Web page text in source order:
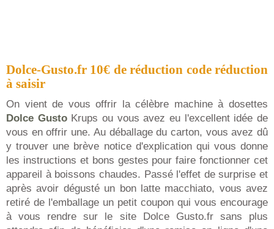
Dolce-Gusto.fr 10€ de réduction code réduction
à saisir
On vient de vous offrir la célèbre machine à dosettes
Dolce GustoKrups ou vous avez eu l'excellent idée de
vous en offrir une. Au déballage du carton, vous avez dû
y trouver une brève notice d'explication qui vous donne
les instructions et bons gestes pour faire fonctionner cet
appareil à boissons chaudes. Passé l'effet de surprise et
après avoir dégusté un bon latte macchiato, vous avez
retiré de l'emballage un petit coupon qui vous encourage
à vous rendre sur le site Dolce Gusto.fr sans plus